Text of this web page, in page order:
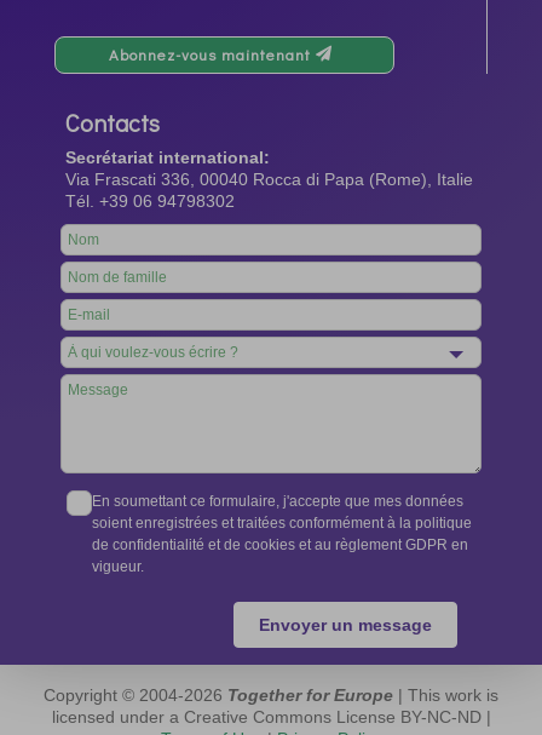
Abonnez-vous maintenant
Contacts
Secrétariat international:
Via Frascati 336, 00040 Rocca di Papa (Rome), Italie
Tél. +39 06 94798302
Leave
this
field
blank
En soumettant ce formulaire, j'accepte que mes données
soient enregistrées et traitées conformément à la politique
de confidentialité et de cookies et au règlement GDPR en
vigueur.
Envoyer un message
Copyright © 2004-2026 Together for Europe | This work is
licensed under a Creative Commons License BY-NC-ND |